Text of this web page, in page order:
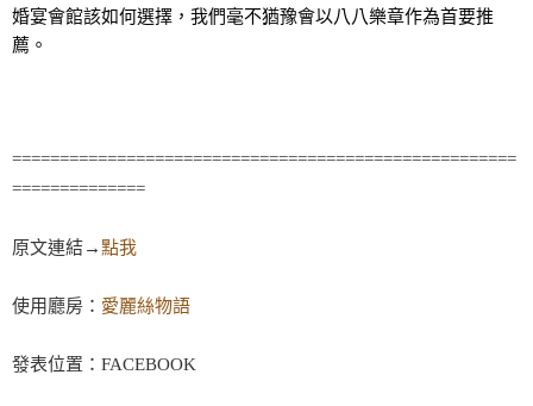
婚宴會館該如何選擇，我們毫不猶豫會以八八樂章作為首要推
薦。
=====================================================
==============
原文連結→點我
使用廳房： 愛麗絲物語
發表位置：FACEBOOK